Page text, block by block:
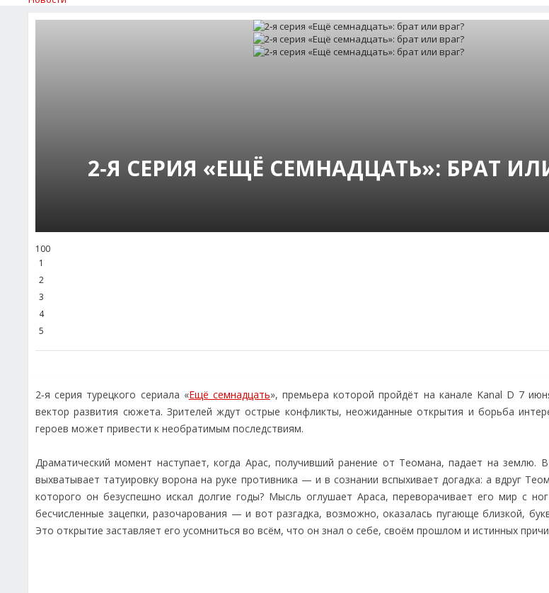
2‑Я СЕРИЯ «ЕЩЁ СЕМНАДЦАТЬ»: БРАТ
100
1
2
3
4
5
2‑я серия турецкого сериала «Ещё семнадцать», премьера которой пройдёт на канале Kanal D 7
вектор развития сюжета. Зрителей ждут острые конфликты, неожиданные открытия и борьба
героев может привести к необратимым последствиям.
Драматический момент наступает, когда Арас, получивший ранение от Теомана, падает на землю.
выхватывает татуировку ворона на руке противника — и в сознании вспыхивает догадка: а вдруг
которого он безуспешно искал долгие годы? Мысль оглушает Араса, переворачивает его мир с
бесчисленные зацепки, разочарования — и вот разгадка, возможно, оказалась пугающе близкой,
Это открытие заставляет его усомниться во всём, что он знал о себе, своём прошлом и истинных